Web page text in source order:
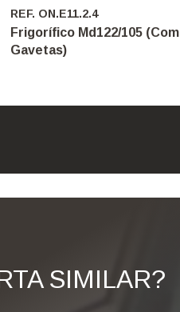
REF. ON.E11.2.4
Frigorífico Md122/105 (Com
Gavetas)
SIMILAR?